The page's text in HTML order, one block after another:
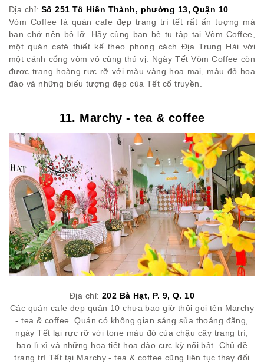
Địa chỉ: Số 251 Tô Hiến Thành, phường 13, Quận 10
Vòm Coffee là quán cafe đẹp trang trí tết rất ấn tượng mà
bạn chớ nên bỏ lỡ. Hãy cùng bạn bè tụ tập tại Vòm Coffee,
một quán café thiết kế theo phong cách Địa Trung Hải với
một cánh cổng vòm vô cùng thú vị. Ngày Tết Vòm Coffee còn
được trang hoàng rực rỡ với màu vàng hoa mai, màu đỏ hoa
đào và những biểu tượng đẹp của Tết cổ truyền.
11. Marchy - tea & coffee
Địa chỉ: 202 Bà Hạt, P. 9, Q. 10
Các quán cafe đẹp quận 10 chưa bao giờ thôi gọi tên Marchy
- tea & coffee. Quán có không gian sáng sủa thoáng đãng,
ngày Tết lại rực rỡ với tone màu đỏ của chậu cây trang trí,
bao lì xì và những họa tiết hoa đào cực kỳ nổi bật. Chủ đề
trang trí Tết tại Marchy - tea & coffee cũng liên tục thay đổi